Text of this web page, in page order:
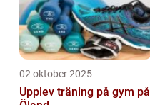
02 oktober 2025
Upplev träning på gym på